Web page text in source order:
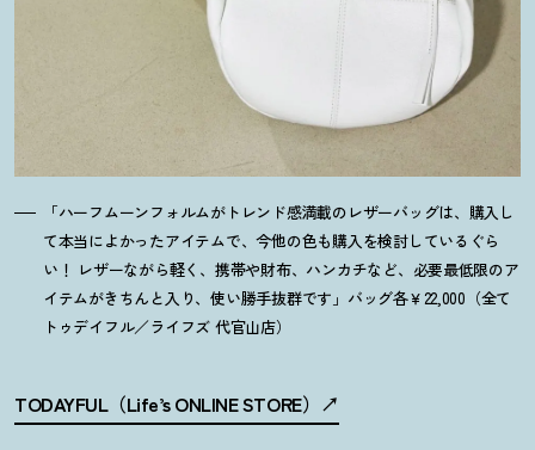
「ハーフムーンフォルムがトレンド感満載のレザーバッグは、購入し
て本当によかったアイテムで、今他の色も購入を検討しているぐら
い ！ レザーながら軽く、携帯や財布、ハンカチなど、必要最低限のア
イテムがきちんと入り、使い勝手抜群です」バッグ各￥22,000（全て
トゥデイフル／ライフズ 代官山店）
TODAYFUL（Life’s ONLINE STORE）